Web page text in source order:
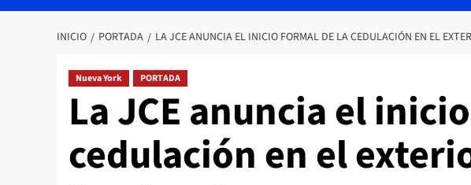
INICIO PORTADA LA JCE ANUNCIA EL INICIO FORMAL DE LA CEDULACIÓN EN EL
Nueva York PORTADA
La JCE anuncia el
cedulación en el